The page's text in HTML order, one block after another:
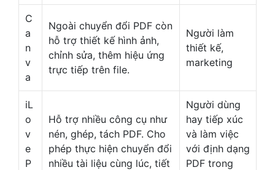
C
a
n
v
a
Ngoài chuyển đổi PDF còn
hỗ trợ thiết kế hình ảnh,
chỉnh sửa, thêm hiệu ứng
trực tiếp trên file.
Người làm
thiết kế,
marketing
iL
o
v
e
P
Hỗ trợ nhiều công cụ như
nén, ghép, tách PDF. Cho
phép thực hiện chuyển đổi
nhiều tài liệu cùng lúc, tiết
Người dùng
hay tiếp xúc
và làm việc
với định dạng
PDF trong